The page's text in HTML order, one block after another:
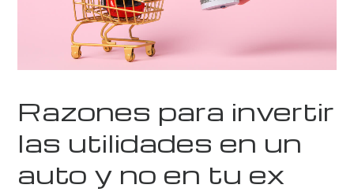
Razones para invertir
las utilidades en un
auto y no en tu ex